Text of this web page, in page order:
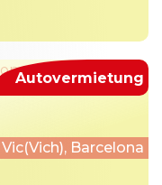
Vic(Vich), Barcelona
Autovermietung